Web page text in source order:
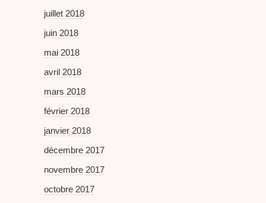
juillet 2018
juin 2018
mai 2018
avril 2018
mars 2018
février 2018
janvier 2018
décembre 2017
novembre 2017
octobre 2017